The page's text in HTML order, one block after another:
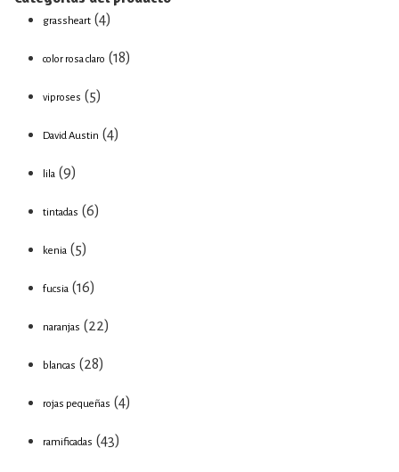
grassheart (4)
color rosa claro (18)
viproses (5)
David Austin (4)
lila (9)
tintadas (6)
kenia (5)
fucsia (16)
naranjas (22)
blancas (28)
rojas pequeñas (4)
ramificadas (43)